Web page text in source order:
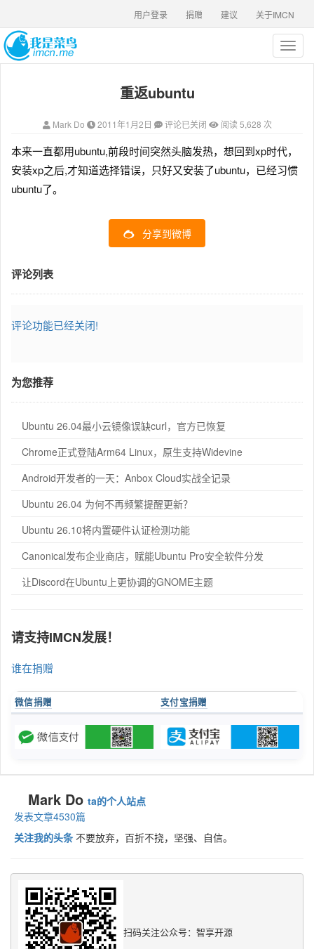
关于IMCN
建议
捐赠
用户登录
T
o
v
i
重返ubuntu
Mark Do 2011年1月2日 评论已关闭 阅读 5,628 次
本来一直都用ubuntu,前段时间突然头脑发热，想回到xp时代，
安装xp之后,才知道选择错误，只好又安装了ubuntu，已经习惯
ubuntu了。
分享到微博
评论列表
评论功能已经关闭!
为您推荐
Ubuntu 26.04最小云镜像误缺curl，官方已恢复
Chrome正式登陆Arm64 Linux，原生支持Widevine
Android开发者的一天：Anbox Cloud实战全记录
Ubuntu 26.04 为何不再频繁提醒更新？
Ubuntu 26.10将内置硬件认证检测功能
Canonical发布企业商店，赋能Ubuntu Pro安全软件分发
让Discord在Ubuntu上更协调的GNOME主题
请支持IMCN发展！
谁在捐赠
微信捐赠 支付宝捐赠
Mark Do ta的个人站点
发表文章4530篇
关注我的头条 不要放弃，百折不挠，坚强、自信。
扫码关注公众号：智享开源